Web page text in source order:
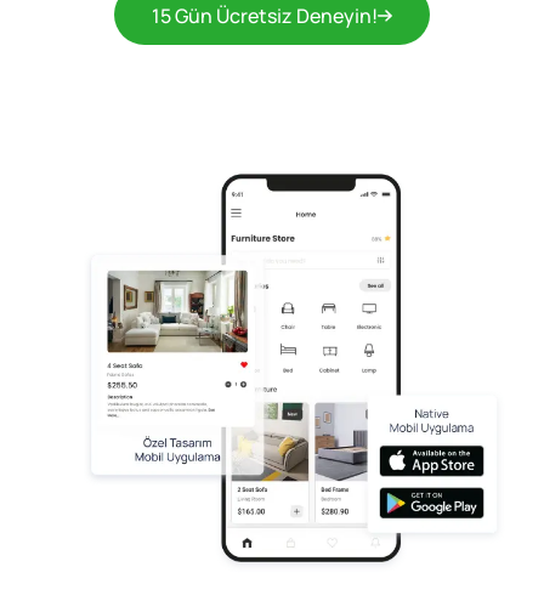
15 Gün Ücretsiz Deneyin!